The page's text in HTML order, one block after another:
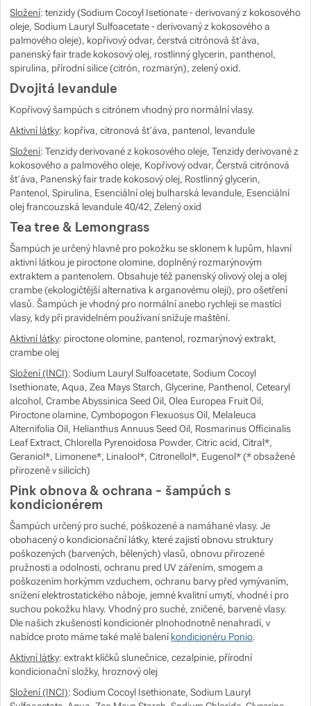
Složení: tenzidy (Sodium Cocoyl Isetionate - derivovaný z kokosového
oleje, Sodium Lauryl Sulfoacetate - derivovaný z kokosového a
palmového oleje), kopřivový odvar, čerstvá citrónová šťáva,
panenský fair trade kokosový olej, rostlinný glycerin, panthenol,
spirulina, přírodní silice (citrón, rozmarýn), zelený oxid.
Dvojitá levandule
Kopřivový šampúch s citrónem vhodný pro normální vlasy.
Aktivní látky: kopřiva, citronová šťáva, pantenol, levandule
Složení: Tenzidy derivované z kokosového oleje, Tenzidy derivované z
kokosového a palmového oleje, Kopřivový odvar, Čerstvá citrónová
šťáva, Panenský fair trade kokosový olej, Rostlinný glycerin,
Pantenol, Spirulina, Esenciální olej bulharská levandule, Esenciální
olej francouzská levandule 40/42, Zelený oxid
Tea tree & Lemongrass
Šampúch je určený hlavně pro pokožku se sklonem k lupům, hlavní
aktivní látkou je piroctone olomine, doplněný rozmarýnovým
extraktem a pantenolem. Obsahuje též panenský olivový olej a olej
crambe (ekologičtější alternativa k arganovému oleji), pro ošetření
vlasů. Šampúch je vhodný pro normální anebo rychleji se mastící
vlasy, kdy při pravidelném používaní snižuje maštění.
Aktivní látky: piroctone olomine, pantenol, rozmarýnový extrakt,
crambe olej
Složení (INCI): Sodium Lauryl Sulfoacetate, Sodium Cocoyl
Isethionate, Aqua, Zea Mays Starch, Glycerine, Panthenol, Cetearyl
alcohol, Crambe Abyssinica Seed Oil, Olea Europea Fruit Oil,
Piroctone olamine, Cymbopogon Flexuosus Oil, Melaleuca
Alternifolia Oil, Helianthus Annuus Seed Oil, Rosmarinus Officinalis
Leaf Extract, Chlorella Pyrenoidosa Powder, Citric acid, Citral*,
Geraniol*, Limonene*, Linalool*, Citronellol*, Eugenol* (* obsažené
přirozeně v silicích)
Pink obnova & ochrana - šampúch s
kondicionérem
Šampúch určený pro suché, poškozené a namáhané vlasy. Je
obohacený o kondicionační látky, které zajistí obnovu struktury
poškozených (barvených, bělených) vlasů, obnovu přirozené
pružnosti a odolnosti, ochranu pred UV zářením, smogem a
poškozením horkýmm vzduchem, ochranu barvy před vymývaním,
snížení elektrostatického náboje, jemné kvalitní umytí, vhodné i pro
suchou pokožku hlavy. Vhodný pro suché, zničené, barvené vlasy.
Dle našich zkušeností kondicionér plnohodnotně nenahradí, v
nabídce proto máme také malé balení kondicionéru Ponio.
Aktivní látky: extrakt klíčků slunečnice, cezalpinie, přírodní
kondicionační složky, hroznový olej
Složení (INCI): Sodium Cocoyl Isethionate, Sodium Lauryl